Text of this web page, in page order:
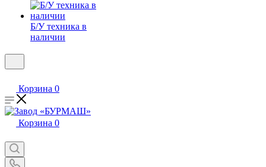
Б/У техника в
наличии
Корзина 0
Корзина 0